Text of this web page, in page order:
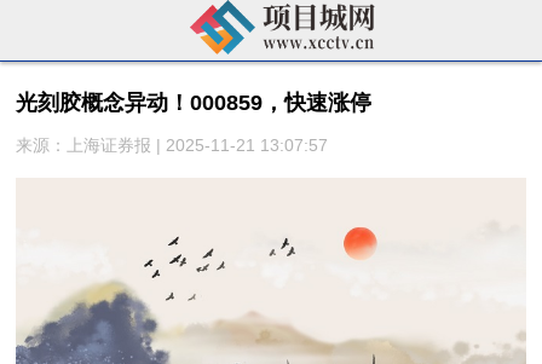
光刻胶概念异动！000859，快速涨停
来源：上海证券报 | 2025-11-21 13:07:57